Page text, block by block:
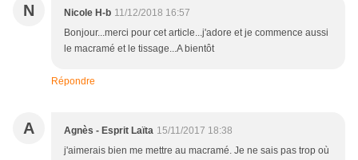
N Nicole H-b 11/12/2018 16:57
Bonjour...merci pour cet article...j'adore et je commence aussi
le macramé et le tissage...A bientôt
Répondre
A Agnès - Esprit Laïta 15/11/2017 18:38
j'aimerais bien me mettre au macramé. Je ne sais pas trop où